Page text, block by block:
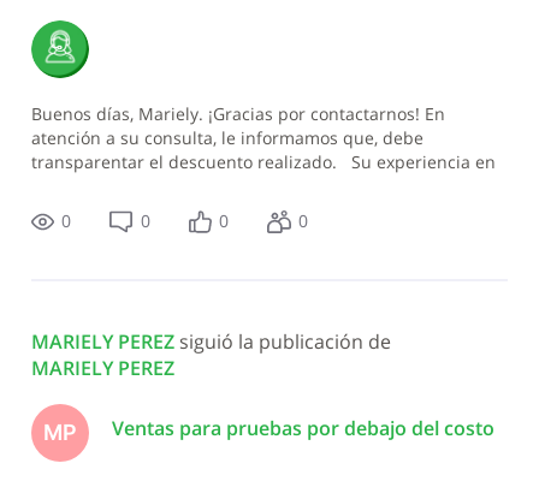
Buenos días, Mariely. ¡Gracias por contactarnos! En
atención a su consulta, le informamos que, debe
transparentar el descuento realizado. Su experiencia en
0
0 0 0
MARIELY PEREZ siguió la publicación de
MARIELY PEREZ
MP Ventas para pruebas por debajo del costo